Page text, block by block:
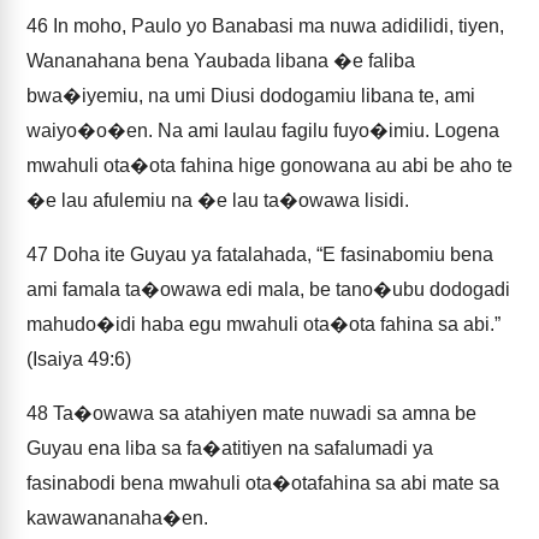
46 In moho, Paulo yo Banabasi ma nuwa adidilidi, tiyen,
Wananahana bena Yaubada libana �e faliba
bwa�iyemiu, na umi Diusi dodogamiu libana te, ami
waiyo�o�en. Na ami laulau fagilu fuyo�imiu. Logena
mwahuli ota�ota fahina hige gonowana au abi be aho te
�e lau afulemiu na �e lau ta�owawa lisidi.
47 Doha ite Guyau ya fatalahada, “E fasinabomiu bena
ami famala ta�owawa edi mala, be tano�ubu dodogadi
mahudo�idi haba egu mwahuli ota�ota fahina sa abi.”
(Isaiya 49:6)
48 Ta�owawa sa atahiyen mate nuwadi sa amna be
Guyau ena liba sa fa�atitiyen na safalumadi ya
fasinabodi bena mwahuli ota�otafahina sa abi mate sa
kawawananaha�en.